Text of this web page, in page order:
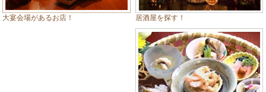
大宴会場があるお店！ 居酒屋を探す！